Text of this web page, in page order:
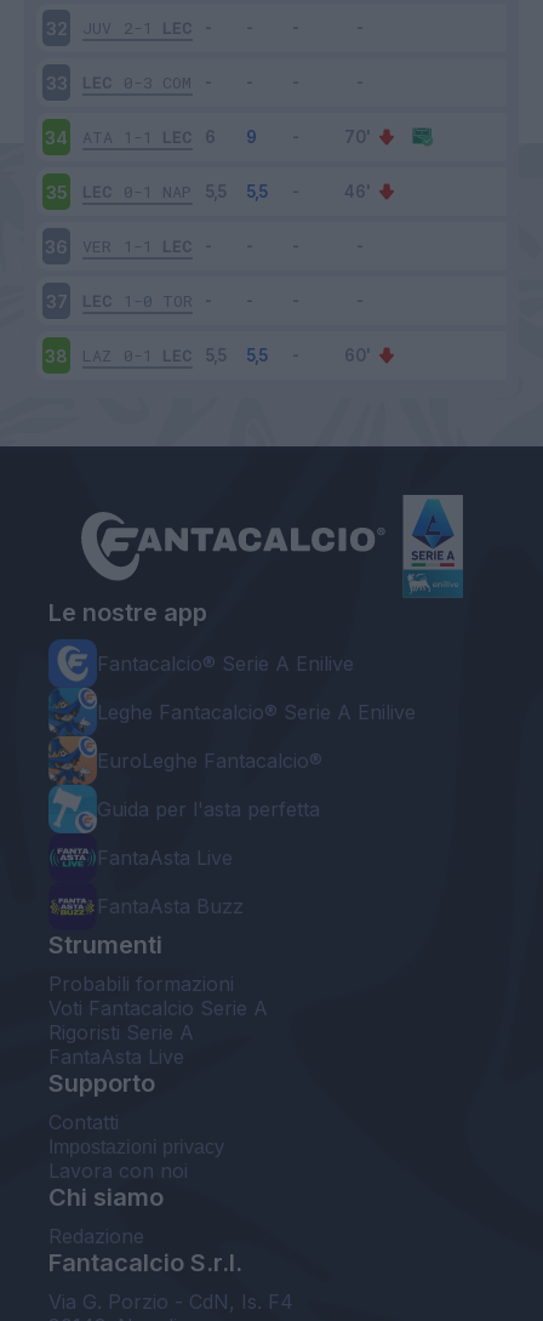
32 JUV 2-1 LEC
33 LEC 0-3 COM
34 ATA 1-1 LEC
35 LEC 0-1 NAP
36 VER 1-1 LEC
37 LEC 1-0 TOR
38 LAZ 0-1 LEC
Le nostre app
Fantacalcio® Serie A Enilive
Leghe Fantacalcio® Serie A Enilive
EuroLeghe Fantacalcio®
Guida per l'asta perfetta
FantaAsta Live
FantaAsta Buzz
Strumenti
Probabili formazioni
Voti Fantacalcio Serie A
Rigoristi Serie A
FantaAsta Live
Supporto
Contatti
Impostazioni privacy
Lavora con noi
Chi siamo
Redazione
Fantacalcio S.r.l.
Via G. Porzio - CdN, Is. F4